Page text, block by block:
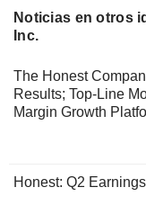
Noticias en otros
Inc.
The Honest
Results; Top-Line
Margin Growth
Honest: Q2